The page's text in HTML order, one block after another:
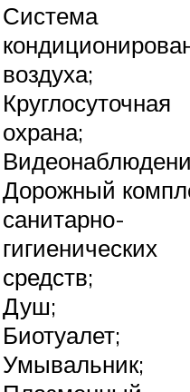
Система
воздуха;
Круглосуточная
охрана;
Дорожный
санитарно-
гигиенических
средств;
Душ;
Биотуалет;
Умывальник;